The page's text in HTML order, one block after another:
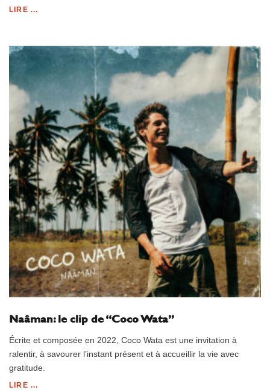
LIRE ...
Naâman: le clip de “Coco Wata”
Écrite et composée en 2022, Coco Wata est une invitation à
ralentir, à savourer l’instant présent et à accueillir la vie avec
gratitude.
LIRE ...